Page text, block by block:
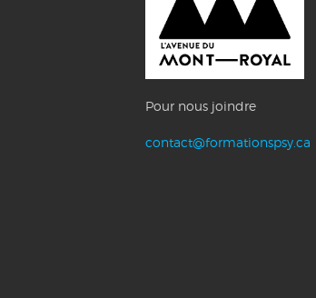
Pour nous joindre
contact@formationspsy.ca